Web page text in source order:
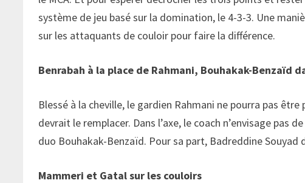
système de jeu basé sur la domination, le 4-3-3. Une
sur les attaquants de couloir pour faire la différence.
Benrabah à la place de Rahmani, Bouhakak-Benzaïd
Blessé à la cheville, le gardien Rahmani ne pourra pas
devrait le remplacer. Dans l’axe, le coach n’envisage pas
duo Bouhakak-Benzaïd. Pour sa part, Badreddine
Mammeri et Gatal sur les couloirs